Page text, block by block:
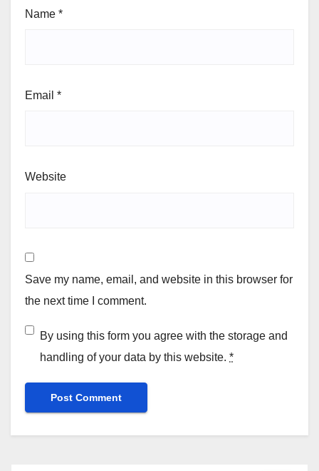
Name *
Email *
Website
Save my name, email, and website in this browser for
the next time I comment.
By using this form you agree with the storage and
handling of your data by this website. *